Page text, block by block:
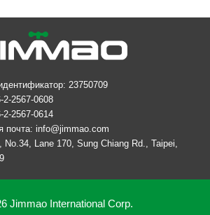
23750709
2567-0608
2567-0614
почта: info@jimmao.com
No.34, Lane 170, Sung Chiang Rd., Taipei,
Jimmao International Corp.